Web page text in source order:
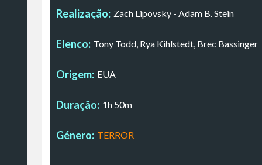
Realização: Zach Lipovsky - Adam B. Stein
Elenco: Tony Todd, Rya Kihlstedt, Brec Bassinger
Origem: EUA
Duração: 1h 50m
Género: TERROR